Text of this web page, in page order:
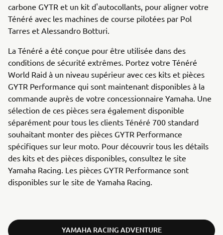
carbone GYTR et un kit d'autocollants, pour aligner votre
Ténéré avec les machines de course pilotées par Pol
Tarres et Alessandro Botturi.
La Ténéré a été conçue pour être utilisée dans des
conditions de sécurité extrêmes. Portez votre Ténéré
World Raid à un niveau supérieur avec ces kits et pièces
GYTR Performance qui sont maintenant disponibles à la
commande auprès de votre concessionnaire Yamaha. Une
sélection de ces pièces sera également disponible
séparément pour tous les clients Ténéré 700 standard
souhaitant monter des pièces GYTR Performance
spécifiques sur leur moto. Pour découvrir tous les détails
des kits et des pièces disponibles, consultez le site
Yamaha Racing. Les pièces GYTR Performance sont
disponibles sur le site de Yamaha Racing.
YAMAHA RACING ADVENTURE